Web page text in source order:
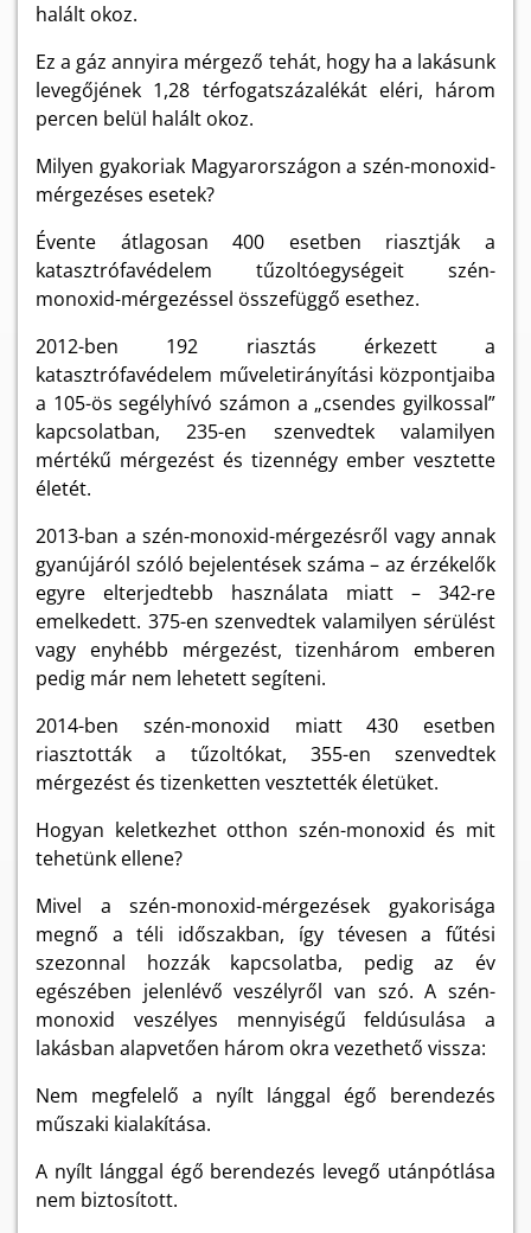
halált okoz.
Ez a gáz annyira mérgező tehát, hogy ha a lakásunk
levegőjének 1,28 térfogatszázalékát eléri, három
percen belül halált okoz.
Milyen gyakoriak Magyarországon a szén-monoxid-
mérgezéses esetek?
Évente átlagosan 400 esetben riasztják a
katasztrófavédelem tűzoltóegységeit szén-
monoxid-mérgezéssel összefüggő esethez.
2012-ben 192 riasztás érkezett a
katasztrófavédelem műveletirányítási központjaiba
a 105-ös segélyhívó számon a „csendes gyilkossal”
kapcsolatban, 235-en szenvedtek valamilyen
mértékű mérgezést és tizennégy ember vesztette
életét.
2013-ban a szén-monoxid-mérgezésről vagy annak
gyanújáról szóló bejelentések száma – az érzékelők
egyre elterjedtebb használata miatt – 342-re
emelkedett. 375-en szenvedtek valamilyen sérülést
vagy enyhébb mérgezést, tizenhárom emberen
pedig már nem lehetett segíteni.
2014-ben szén-monoxid miatt 430 esetben
riasztották a tűzoltókat, 355-en szenvedtek
mérgezést és tizenketten vesztették életüket.
Hogyan keletkezhet otthon szén-monoxid és mit
tehetünk ellene?
Mivel a szén-monoxid-mérgezések gyakorisága
megnő a téli időszakban, így tévesen a fűtési
szezonnal hozzák kapcsolatba, pedig az év
egészében jelenlévő veszélyről van szó. A szén-
monoxid veszélyes mennyiségű feldúsulása a
lakásban alapvetően három okra vezethető vissza:
Nem megfelelő a nyílt lánggal égő berendezés
műszaki kialakítása.
A nyílt lánggal égő berendezés levegő utánpótlása
nem biztosított.